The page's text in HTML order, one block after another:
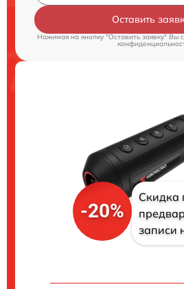
Оставить
Нажимая на кнопку "Оставить заявку" Вы
-20%
Скидка
записи